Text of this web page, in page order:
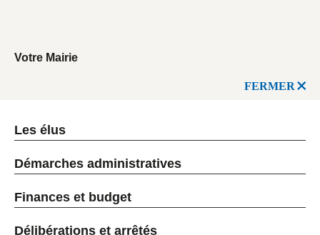
Votre Mairie
FERMER
Les élus
Démarches administratives
Finances et budget
Délibérations et arrêtés